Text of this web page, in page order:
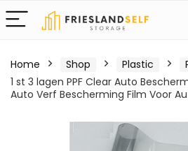
Home Shop Plastic
1 st 3 lagen PPF Clear Auto
Auto Verf Bescherming Film Voor